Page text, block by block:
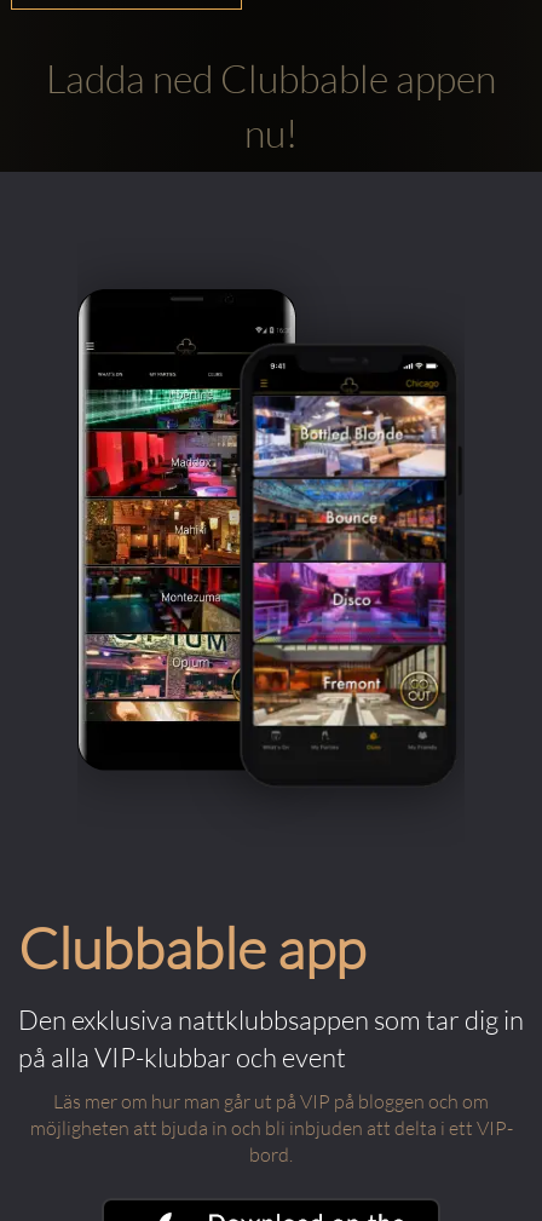
Ladda ned Clubbable appen
nu!
Clubbable app
Den exklusiva nattklubbsappen som tar dig in
på alla VIP-klubbar och event
Läs mer om hur man går ut på VIP på bloggen och om
möjligheten att bjuda in och bli inbjuden att delta i ett VIP-
bord.